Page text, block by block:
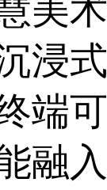
美
浸
端
融